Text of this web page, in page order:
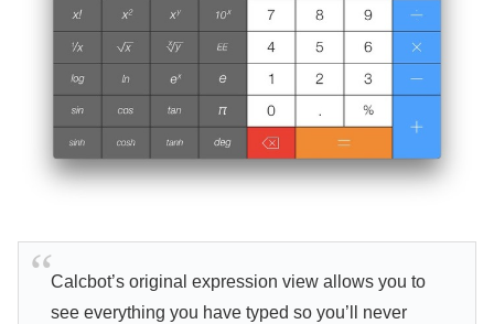
Calcbot’s original expression view allows you to
see everything you have typed so you’ll never